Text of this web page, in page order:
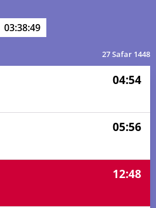
03:38:49
27 Safar 1448
04:54
05:56
12:48